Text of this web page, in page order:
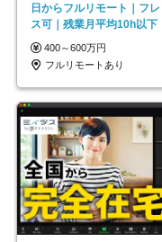
日からフルリモート｜フレ
ス可｜残業月平均10h以下
業立ち上げメンバー
400～600万円
フルリモートあり